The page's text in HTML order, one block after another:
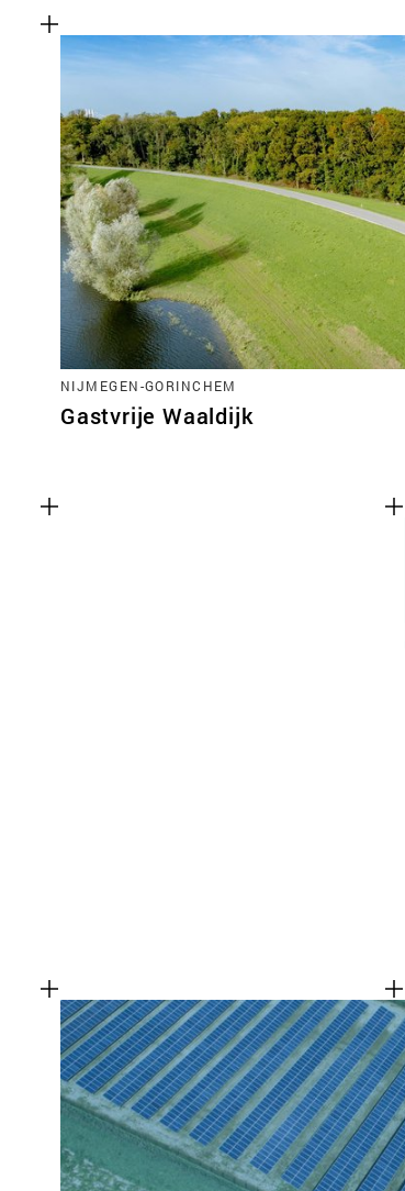
NIJMEGEN-GORINCHEM
Gastvrije Waaldijk